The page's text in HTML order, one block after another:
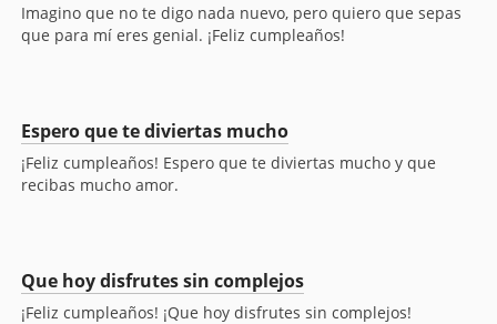
Imagino que no te digo nada nuevo, pero quiero que sepas
que para mí eres genial. ¡Feliz cumpleaños!
Espero que te diviertas mucho
¡Feliz cumpleaños! Espero que te diviertas mucho y que
recibas mucho amor.
Que hoy disfrutes sin complejos
¡Feliz cumpleaños! ¡Que hoy disfrutes sin complejos!